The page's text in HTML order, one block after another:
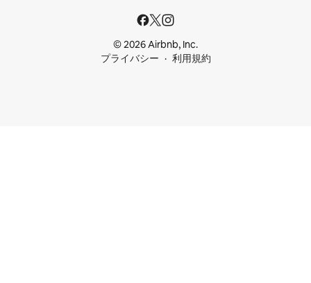
© 2026 Airbnb, Inc.
プライバシー
利用規約